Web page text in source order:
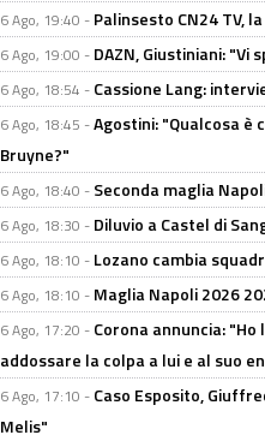
6 Ago, 19:40 - Palinsesto CN24 TV,
6 Ago, 19:00 - DAZN, Giustiniani: "Vi
6 Ago, 18:54 - Cassione Lang:
6 Ago, 18:45 -Agostini: "Qualcosa è
Bruyne?"
6 Ago, 18:40 - Seconda maglia
6 Ago, 18:30 - Diluvio a Castel di
6 Ago, 18:10 - Lozano cambia
6 Ago, 18:10 - Maglia Napoli 2026
6 Ago, 17:20 - Corona annuncia:
addossare la colpa a lui e al suo
6 Ago, 17:10 - Caso Esposito,
Melis"